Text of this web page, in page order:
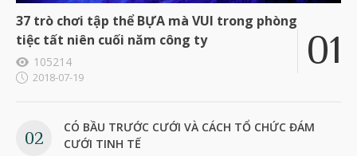
37 trò chơi tập thể BỰA mà VUI trong phòng
tiệc tất niên cuối năm công ty
105214
2018-07-19
CÓ BẦU TRƯỚC CƯỚI VÀ CÁCH TỔ CHỨC ĐÁM
CƯỚI TINH TẾ